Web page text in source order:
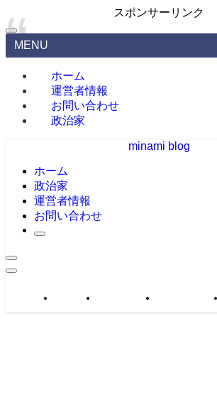
スポンサーリンク
MENU
ホーム
運営者情報
お問い合わせ
政治家
minami blog
ホーム
政治家
運営者情報
お問い合わせ
政治家 運営者情報 お問い合わせ